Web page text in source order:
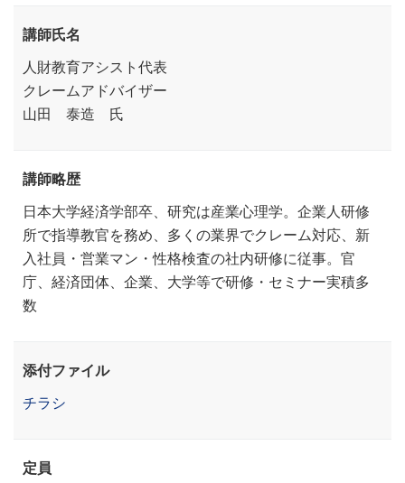
講師氏名
人財教育アシスト代表
クレームアドバイザー
山田 泰造 氏
講師略歴
日本大学経済学部卒、研究は産業心理学。企業人研修
所で指導教官を務め、多くの業界でクレーム対応、新
入社員・営業マン・性格検査の社内研修に従事。官
庁、経済団体、企業、大学等で研修・セミナー実積多
数
添付ファイル
チラシ
定員